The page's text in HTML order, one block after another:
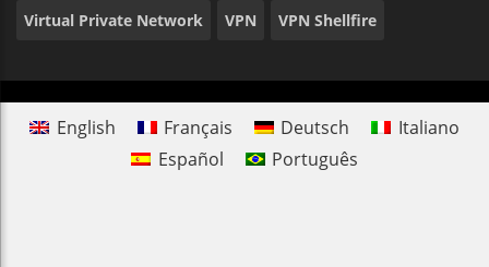
Virtual Private Network VPN VPN Shellfire
English Français Deutsch
Italiano
Español
Português